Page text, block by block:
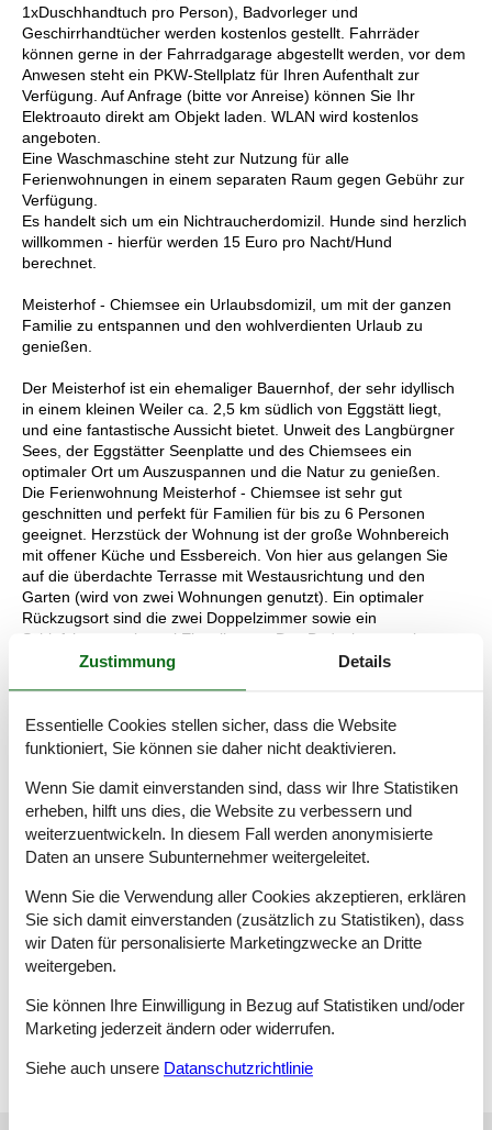
1xDuschhandtuch pro Person), Badvorleger und
Geschirrhandtücher werden kostenlos gestellt. Fahrräder
können gerne in der Fahrradgarage abgestellt werden, vor dem
Anwesen steht ein PKW-Stellplatz für Ihren Aufenthalt zur
Verfügung. Auf Anfrage (bitte vor Anreise) können Sie Ihr
Elektroauto direkt am Objekt laden. WLAN wird kostenlos
angeboten.
Eine Waschmaschine steht zur Nutzung für alle
Ferienwohnungen in einem separaten Raum gegen Gebühr zur
Verfügung.
Es handelt sich um ein Nichtraucherdomizil. Hunde sind herzlich
willkommen - hierfür werden 15 Euro pro Nacht/Hund
berechnet.
Meisterhof - Chiemsee ein Urlaubsdomizil, um mit der ganzen
Familie zu entspannen und den wohlverdienten Urlaub zu
genießen.
Der Meisterhof ist ein ehemaliger Bauernhof, der sehr idyllisch
in einem kleinen Weiler ca. 2,5 km südlich von Eggstätt liegt,
und eine fantastische Aussicht bietet. Unweit des Langbürgner
Sees, der Eggstätter Seenplatte und des Chiemsees ein
optimaler Ort um Auszuspannen und die Natur zu genießen.
Die Ferienwohnung Meisterhof - Chiemsee ist sehr gut
geschnitten und perfekt für Familien für bis zu 6 Personen
geeignet. Herzstück der Wohnung ist der große Wohnbereich
mit offener Küche und Essbereich. Von hier aus gelangen Sie
auf die überdachte Terrasse mit Westausrichtung und den
Garten (wird von zwei Wohnungen genutzt). Ein optimaler
Rückzugsort sind die zwei Doppelzimmer sowie ein
Schlafzimmer mit zwei Einzelbetten. Das Badezimmer mit
Dusche vervollständigt die Wohnung.
1xDuschhandtuch pro Person), Badvorleger und
Geschirrhandtücher werden kostenlos gestellt. Fahrräder
Anwesen steht ein PKW-Stellplatz für Ihren Aufenthalt zur
Verfügung. Auf Anfrage (bitte vor Anreise) können Sie Ihr
Elektroauto direkt am Objekt laden. WLAN wird kostenlos
angeboten.
Eine Waschmaschine steht zur Nutzung für alle
Ferienwohnungen in einem separaten Raum gegen Gebühr zur
Verfügung.
Es handelt sich um ein Nichtraucherdomizil. Hunde sind herzlich
willkommen - hierfür werden 15 Euro pro Nacht/Hund
berechnet.
Familie zu entspannen und den wohlverdienten Urlaub zu
genießen.
Zustimmung Details
Essentielle Cookies stellen sicher, dass die Website
funktioniert, Sie können sie daher nicht deaktivieren.
Wenn Sie damit einverstanden sind, dass wir Ihre Statistiken
erheben, hilft uns dies, die Website zu verbessern und
weiterzuentwickeln. In diesem Fall werden anonymisierte
Daten an unsere Subunternehmer weitergeleitet.
Wenn Sie die Verwendung aller Cookies akzeptieren, erklären
Sie sich damit einverstanden (zusätzlich zu Statistiken), dass
wir Daten für personalisierte Marketingzwecke an Dritte
weitergeben.
Sie können Ihre Einwilligung in Bezug auf Statistiken und/oder
Marketing jederzeit ändern oder widerrufen.
Siehe auch unsere Datanschutzrichtlinie